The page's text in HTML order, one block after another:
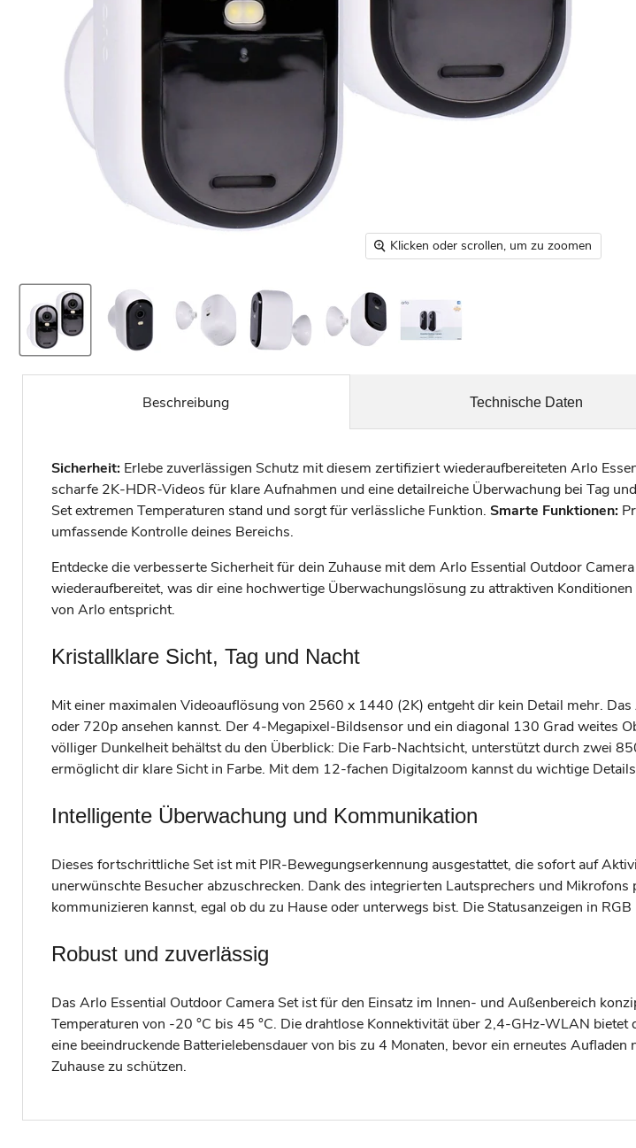
Klicken oder scrollen, um zu zoomen
Beschreibung
Sicherheit: Erlebe zuverlässigen Schutz mit diesem zertifiziert wiederaufbereiteten Arlo
scharfe 2K-HDR-Videos für klare Aufnahmen und eine detailreiche Überwachung bei Tag
Set extremen Temperaturen stand und sorgt für verlässliche Funktion. Smarte Funktionen:
umfassende Kontrolle deines Bereichs.
Entdecke die verbesserte Sicherheit für dein Zuhause mit dem Arlo Essential Outdoor
wiederaufbereitet, was dir eine hochwertige Überwachungslösung zu attraktiven
von Arlo entspricht.
Kristallklare Sicht, Tag und Nacht
Mit einer maximalen Videoauflösung von 2560 x 1440 (2K) entgeht dir kein Detail mehr.
oder 720p ansehen kannst. Der 4-Megapixel-Bildsensor und ein diagonal 130 Grad weites
völliger Dunkelheit behältst du den Überblick: Die Farb-Nachtsicht, unterstützt durch zwei
ermöglicht dir klare Sicht in Farbe. Mit dem 12-fachen Digitalzoom kannst du wichtige
Intelligente Überwachung und Kommunikation
Dieses fortschrittliche Set ist mit PIR-Bewegungserkennung ausgestattet, die sofort auf
unerwünschte Besucher abzuschrecken. Dank des integrierten Lautsprechers und
kommunizieren kannst, egal ob du zu Hause oder unterwegs bist. Die Statusanzeigen in
Robust und zuverlässig
Das Arlo Essential Outdoor Camera Set ist für den Einsatz im Innen- und Außenbereich
Temperaturen von -20 °C bis 45 °C. Die drahtlose Konnektivität über 2,4-GHz-WLAN
eine beeindruckende Batterielebensdauer von bis zu 4 Monaten, bevor ein erneutes
Zuhause zu schützen.
Technische Daten